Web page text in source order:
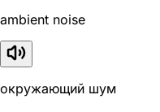
ambient noise
окружающий шум